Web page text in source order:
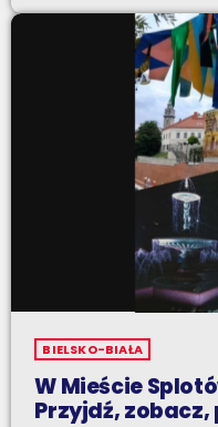
BIELSKO-BIAŁA
W Mieście
Przyjdź,